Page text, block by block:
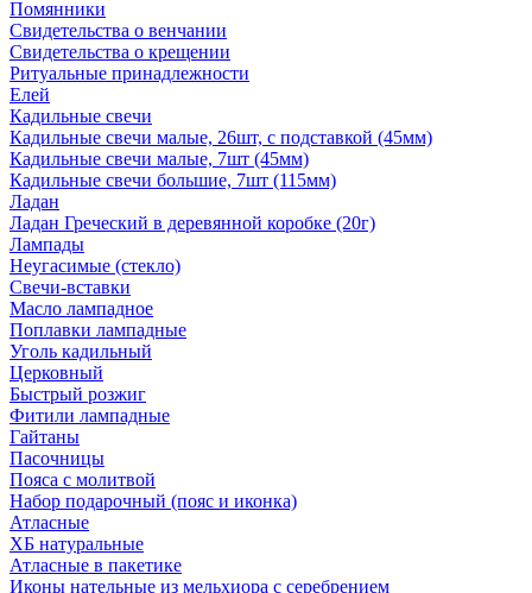
Помянники
Свидетельства о венчании
Свидетельства о крещении
Ритуальные принадлежности
Елей
Кадильные свечи
Кадильные свечи малые, 26шт, с подставкой (45мм)
Кадильные свечи малые, 7шт (45мм)
Кадильные свечи большие, 7шт (115мм)
Ладан
Ладан Греческий в деревянной коробке (20г)
Лампады
Неугасимые (стекло)
Свечи-вставки
Масло лампадное
Поплавки лампадные
Уголь кадильный
Церковный
Быстрый розжиг
Фитили лампадные
Гайтаны
Пасочницы
Пояса с молитвой
Набор подарочный (пояс и иконка)
Атласные
ХБ натуральные
Атласные в пакетике
Иконы нательные из мельхиора с серебрением